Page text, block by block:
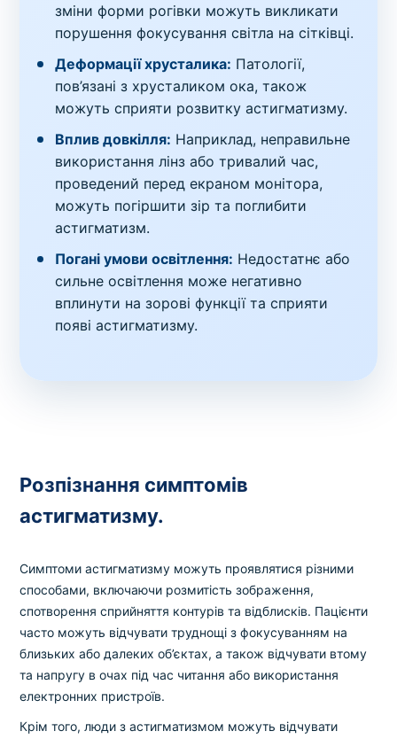
зміни форми рогівки можуть викликати
порушення фокусування світла на сітківці.
Деформації хрусталика: Патології,
пов’язані з хрусталиком ока, також
можуть сприяти розвитку астигматизму.
Вплив довкілля: Наприклад, неправильне
використання лінз або тривалий час,
проведений перед екраном монітора,
можуть погіршити зір та поглибити
астигматизм.
Погані умови освітлення: Недостатнє або
сильне освітлення може негативно
вплинути на зорові функції та сприяти
появі астигматизму.
Розпізнання симптомів
астигматизму.
Симптоми астигматизму можуть проявлятися різними
способами, включаючи розмитість зображення,
спотворення сприйняття контурів та відблисків. Пацієнти
часто можуть відчувати труднощі з фокусуванням на
близьких або далеких об’єктах, а також відчувати втому
та напругу в очах під час читання або використання
електронних пристроїв.
Крім того, люди з астигматизмом можуть відчувати